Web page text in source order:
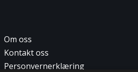
Om oss
Kontakt oss
Personvernerklæring